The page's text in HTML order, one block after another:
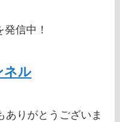
信中！
ネル
ありがとうございま